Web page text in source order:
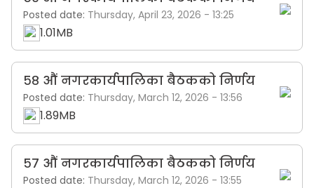
Posted date: Thursday, April 23, 2026 - 13:25
1.01MB
५८ औं नगरकार्यपालिका बैठकको निर्णय
Posted date: Thursday, March 12, 2026 - 13:56
1.89MB
५७ औं नगरकार्यपालिका बैठकको निर्णय
Posted date: Thursday, March 12, 2026 - 13:55